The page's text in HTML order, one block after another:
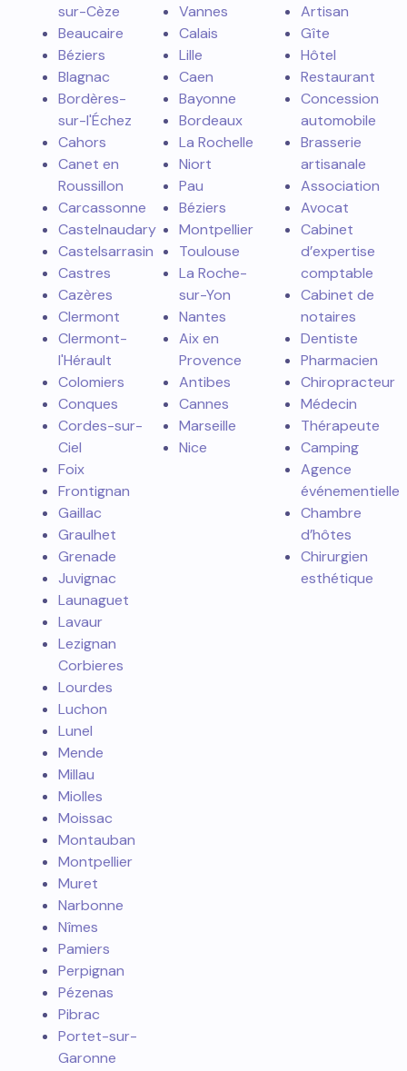
sur-Cèze
Beaucaire
Béziers
Blagnac
Bordères-
sur-l'Échez
Cahors
Canet en
Roussillon
Carcassonne
Castelnaudary
Castelsarrasin
Castres
Cazères
Clermont
Clermont-
l'Hérault
Colomiers
Conques
Cordes-sur-
Ciel
Foix
Frontignan
Gaillac
Graulhet
Grenade
Juvignac
Launaguet
Lavaur
Lezignan
Corbieres
Lourdes
Luchon
Lunel
Mende
Millau
Miolles
Moissac
Montauban
Montpellier
Muret
Narbonne
Nîmes
Pamiers
Perpignan
Pézenas
Pibrac
Portet-sur-
Garonne
Vannes
Calais
Lille
Caen
Bayonne
Bordeaux
La Rochelle
Niort
Pau
Béziers
Montpellier
Toulouse
La Roche-
sur-Yon
Nantes
Aix en
Provence
Antibes
Cannes
Marseille
Nice
Artisan
Gîte
Hôtel
Restaurant
Concession
automobile
Brasserie
artisanale
Association
Avocat
Cabinet
d’expertise
comptable
Cabinet de
notaires
Dentiste
Pharmacien
Chiropracteur
Médecin
Thérapeute
Camping
Agence
événementielle
Chambre
d’hôtes
Chirurgien
esthétique